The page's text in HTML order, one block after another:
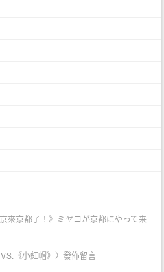
京來京都了！》ミヤコが京都にやって来
《小紅帽》 〉發佈留言